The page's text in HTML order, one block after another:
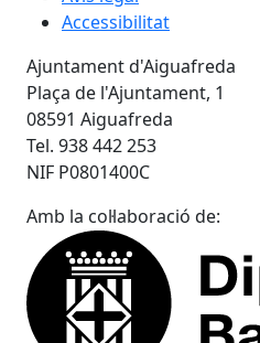
Accessibilitat
Ajuntament d'Aiguafreda
Plaça de l'Ajuntament, 1
08591 Aiguafreda
Tel. 938 442 253
NIF P0801400C
Amb la col·laboració de: